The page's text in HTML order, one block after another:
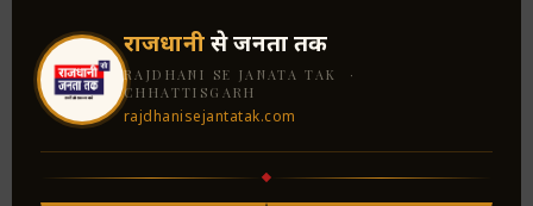
राजधानीसे जनता तक
RAJDHANI SE JANATA TAK ·
CHHATTISGARH
rajdhanisejantatak.com